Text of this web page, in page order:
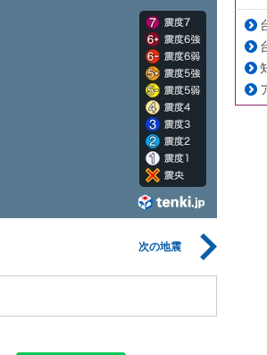
次の地震